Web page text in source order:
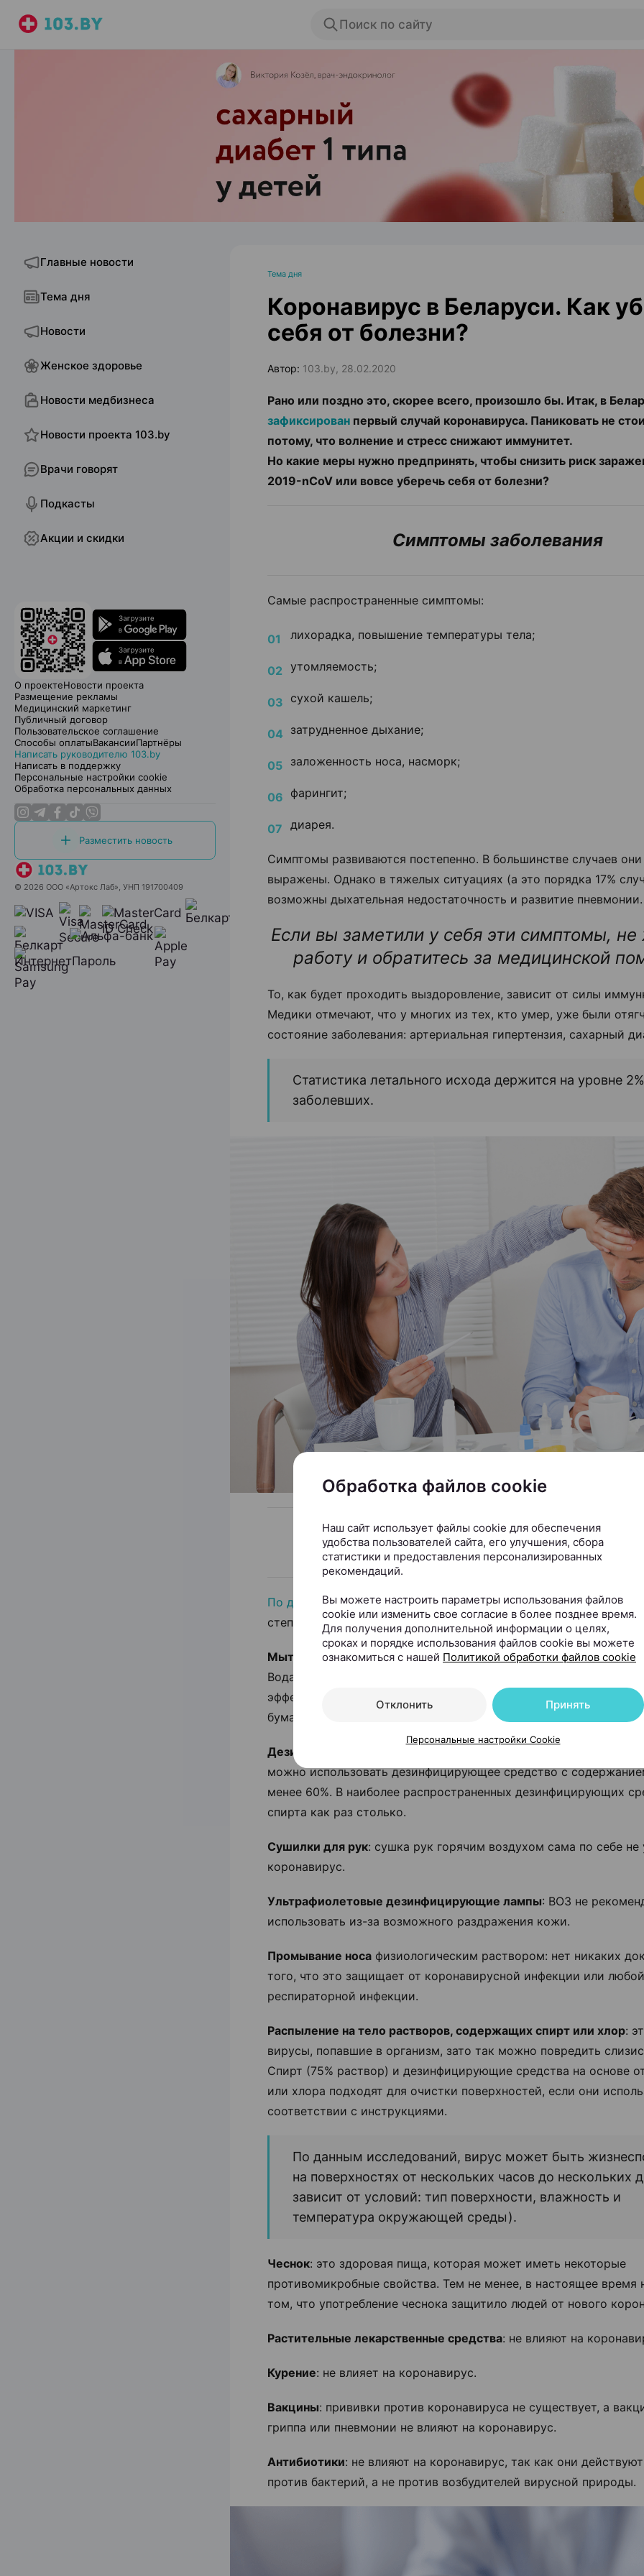
Поиск по сайту
Главные новости
Тема дня
Новости
Женское здоровье
Новости медбизнеса
Новости проекта 103.by
Врачи говорят
Подкасты
Акции и скидки
О проектеНовости проекта
Размещение рекламы
Медицинский маркетинг
Публичный договор
Пользовательское соглашение
Способы оплатыВакансииПартнёры
Написать руководителю 103.by
Написать в поддержку
Персональные настройки cookie
Обработка персональных данных
Разместить новость
© 2026 ООО «Артокс Лаб», УНП 191700409
Тема дня
Коронавирус в Беларуси. Как
себя от болезни?
Автор: 103.by, 28.02.2020
Рано или поздно это, скорее всего, произошло бы. Итак, в
зафиксирован первый случай коронавируса. Паниковать не
потому, что волнение и стресс снижают иммунитет.
Но какие меры нужно предпринять, чтобы снизить риск
2019-nCoV или вовсе уберечь себя от болезни?
Симптомы заболевания
Самые распространенные симптомы:
лихорадка, повышение температуры тела;
утомляемость;
сухой кашель;
затрудненное дыхание;
заложенность носа, насморк;
фарингит;
диарея.
Симптомы развиваются постепенно. В большинстве случаев они
выражены. Однако в тяжелых ситуациях (а это порядка 17%
возможны дыхательная недостаточность и развитие пневмонии.
Если вы заметили у себя эти симптомы, не
работу и обратитесь за медицинской
То, как будет проходить выздоровление, зависит от силы
Медики отмечают, что у многих из тех, кто умер, уже были
состояние заболевания: артериальная гипертензия, сахарный
Статистика летального исхода держится на уровне
заболевших.
Чем бороться с коронавирусом?
По данным ВОЗ, разные средства и методы воздействуют на
степенью эффективности.
Мытье рук: частое мытье рук водой с с мылом эффективно
Вода не должна быть слишком горячей, хотя теплая вода
эффективность мыла. После мытья тщательно вытрите руки
бумажным полотенцем или сушилкой для рук.
Дезинфицирующие средства для рук:
в качестве
можно использовать дезинфицирующее средство с
менее 60%. В наиболее распространенных дезинфицирующих
спирта как раз столько.
Сушилки для рук: сушка рук горячим воздухом сама по себе не
коронавирус.
Ультрафиолетовые дезинфицирующие лампы: ВОЗ не
использовать из-за возможного раздражения кожи.
Промывание носа физиологическим раствором: нет никаких
того, что это защищает от коронавирусной инфекции или
респираторной инфекции.
Распыление на тело растворов, содержащих спирт или хлор:
вирусы, попавшие в организм, зато так можно повредить
Спирт (75% раствор) и дезинфицирующие средства на основе
или хлора подходят для очистки поверхностей, если они
соответствии с инструкциями.
По данным исследований, вирус может быть
на поверхностях от нескольких часов до нескольких
зависит от условий: тип поверхности, влажность и
температура окружающей среды).
Чеснок: это здоровая пища, которая может иметь некоторые
противомикробные свойства. Тем не менее, в настоящее время
том, что употребление чеснока защитило людей от нового
Растительные лекарственные средства: не влияют на
Курение: не влияет на коронавирус.
Вакцины: прививки против коронавируса не существует, а
гриппа или пневмонии не влияют на коронавирус.
Антибиотики: не влияют на коронавирус, так как они
против бактерий, а не против возбудителей вирусной природы.
Обработка файлов cookie
Наш сайт использует файлы cookie для обеспечения
удобства пользователей сайта, его улучшения, сбора
статистики и предоставления персонализированных
рекомендаций.
Вы можете настроить параметры использования файлов
cookie или изменить свое согласие в более позднее время.
Для получения дополнительной информации о целях,
сроках и порядке использования файлов cookie вы можете
ознакомиться с нашей Политикой обработки файлов cookie
Отклонить Принять
Персональные настройки Cookie